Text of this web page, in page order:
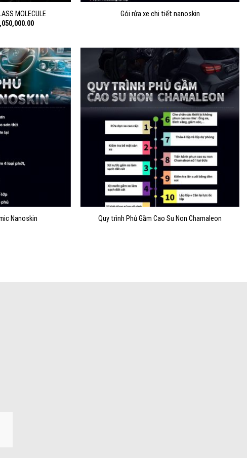
MOLECULE
Current
Gói rửa xe chi tiết nanoskin
Nanoskin Quy trình Phủ Gầm Cao Su Non Chamaleon